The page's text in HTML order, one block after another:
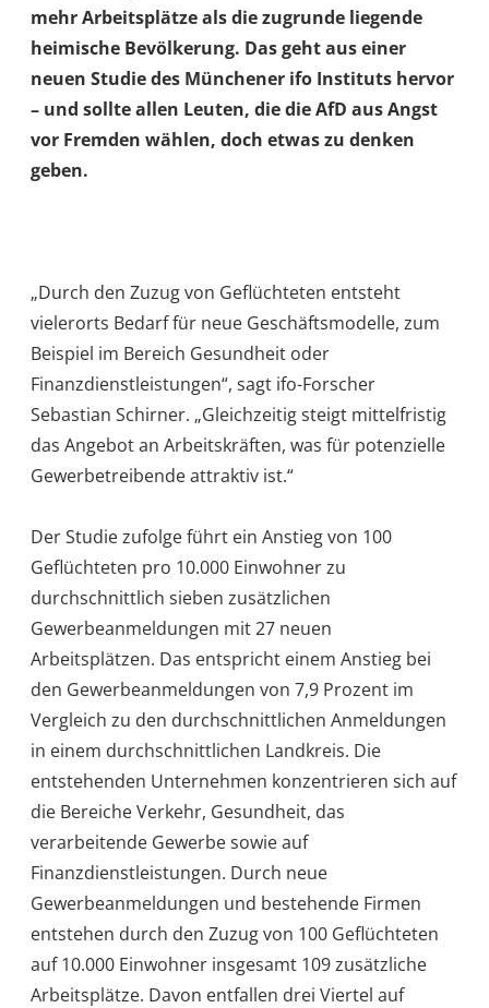
mehr Arbeitsplätze als die zugrunde liegende
heimische Bevölkerung. Das geht aus einer
neuen Studie des Münchener ifo Instituts hervor
– und sollte allen Leuten, die die AfD aus Angst
vor Fremden wählen, doch etwas zu denken
geben.
„Durch den Zuzug von Geflüchteten entsteht
vielerorts Bedarf für neue Geschäftsmodelle, zum
Beispiel im Bereich Gesundheit oder
Finanzdienstleistungen“, sagt ifo-Forscher
Sebastian Schirner. „Gleichzeitig steigt mittelfristig
das Angebot an Arbeitskräften, was für potenzielle
Gewerbetreibende attraktiv ist.“
Der Studie zufolge führt ein Anstieg von 100
Geflüchteten pro 10.000 Einwohner zu
durchschnittlich sieben zusätzlichen
Gewerbeanmeldungen mit 27 neuen
Arbeitsplätzen. Das entspricht einem Anstieg bei
den Gewerbeanmeldungen von 7,9 Prozent im
Vergleich zu den durchschnittlichen Anmeldungen
in einem durchschnittlichen Landkreis. Die
entstehenden Unternehmen konzentrieren sich auf
die Bereiche Verkehr, Gesundheit, das
verarbeitende Gewerbe sowie auf
Finanzdienstleistungen. Durch neue
Gewerbeanmeldungen und bestehende Firmen
entstehen durch den Zuzug von 100 Geflüchteten
auf 10.000 Einwohner insgesamt 109 zusätzliche
Arbeitsplätze. Davon entfallen drei Viertel auf